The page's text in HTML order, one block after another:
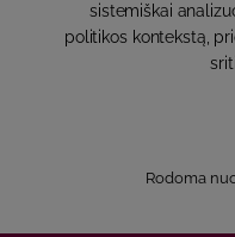
sistemiškai
politikos kontekstą,
Rodoma